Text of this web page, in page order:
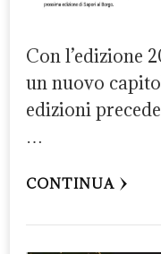
Con l’edizione
un nuovo
edizioni
…
CONTINUA